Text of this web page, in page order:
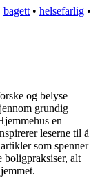
bagett • helsefarlig •
og belyse
grundig
en
leserne til å
som spenner
alt